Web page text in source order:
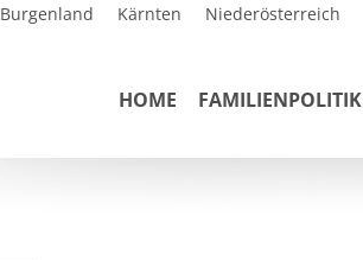
Burgenland Kärnten Niederösterreich
HOME FAMILIENPOLITIK